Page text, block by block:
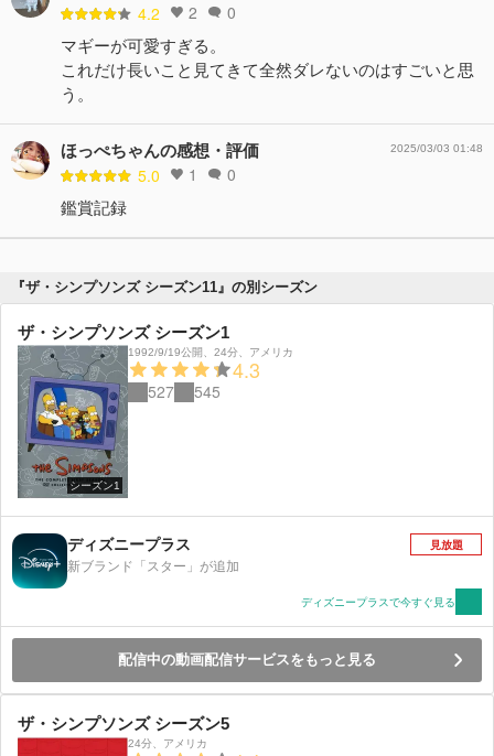
4.2 2 0
マギーが可愛すぎる。
これだけ長いこと見てきて全然ダレないのはすごいと思
う。
ほっぺちゃんの感想・評価
5.0 1 0
2025/03/03 01:48
鑑賞記録
『ザ・シンプソンズ シーズン11』の別シーズン
ザ・シンプソンズ シーズン1
シーズン1
1992/9/19公開 24分 アメリカ
4.3
527 545
ディズニープラス
新ブランド「スター」が追加
見放題
ディズニープラスで今すぐ見る
配信中の動画配信サービスをもっと見る
ザ・シンプソンズ シーズン5
24分 アメリカ